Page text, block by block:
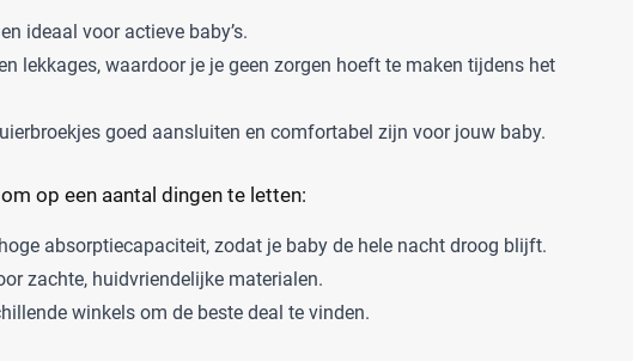
ideaal voor actieve baby’s.
lekkages, waardoor je je geen zorgen hoeft te maken tijdens het
goed aansluiten en comfortabel zijn voor jouw baby.
op een aantal dingen te letten:
absorptiecapaciteit, zodat je baby de hele nacht droog blijft.
zachte, huidvriendelijke materialen.
winkels om de beste deal te vinden.